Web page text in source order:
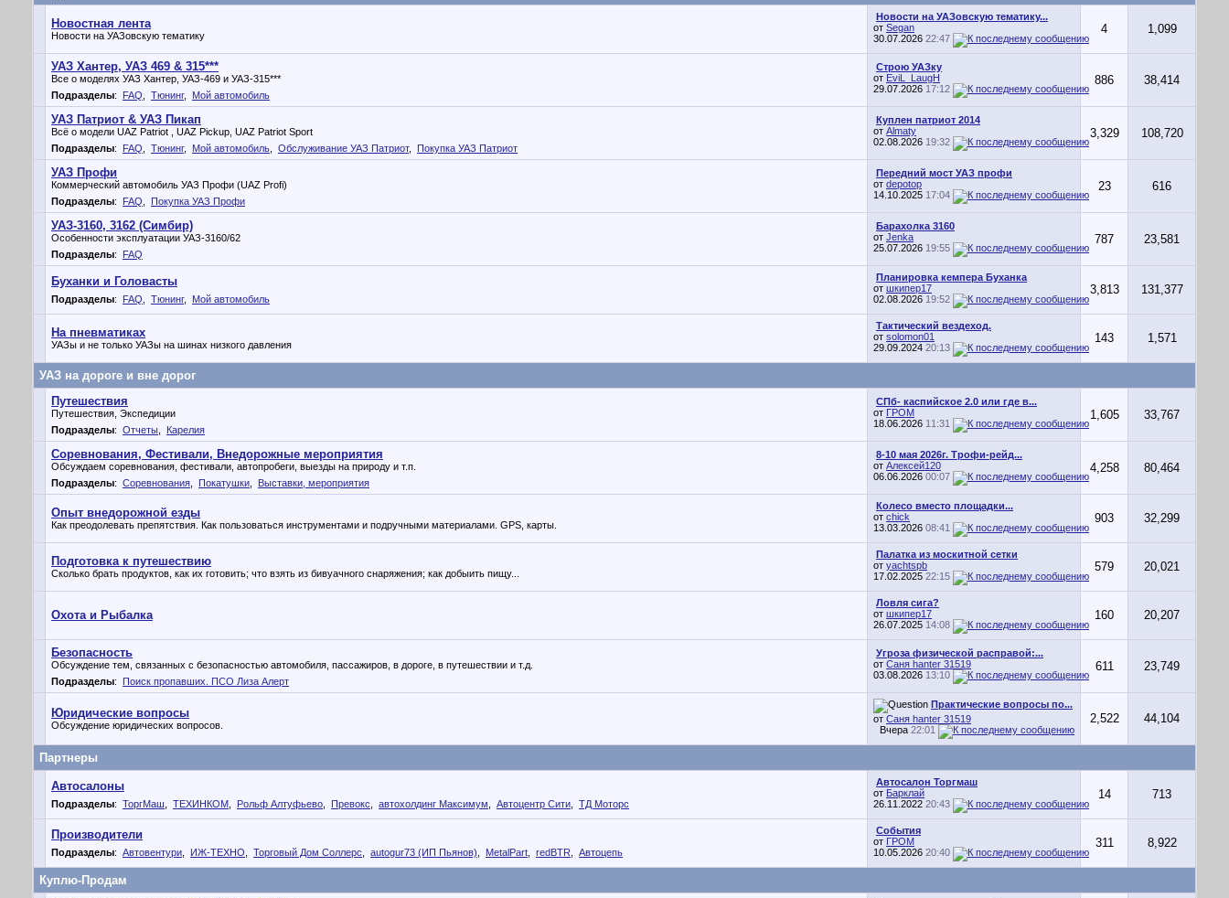
Новостная лента
Новости на УАЗовскую тематику
Новости на УАЗовскую тематику...
от Segan
30.07.2026 22:47
4 1,099
УАЗ Хантер, УАЗ 469 & 315***
Все о моделях УАЗ Хантер, УАЗ-469 и УАЗ-315***
Подразделы: FAQ Тюнинг, Мой автомобиль
Строю УАЗку
от EviL_LaugH
29.07.2026 17:12
886 38,414
УАЗ Патриот & УАЗ Пикап
Всё о модели UAZ Patriot , UAZ Pickup, UAZ Patriot Sport
Подразделы: FAQ Тюнинг, Мой автомобиль Обслуживание УАЗ Патриот, Покупка УАЗ Патриот
Куплен патриот 2014
от Almaty
02.08.2026 19:32
3,329 108,720
УАЗ Профи
Коммерческий автомобиль УАЗ Профи (UAZ Profi)
Подразделы: FAQ Покупка УАЗ Профи
Передний мост УАЗ профи
от depotop
14.10.2025 17:04
23 616
УАЗ-3160, 3162 (Симбир)
Особенности эксплуатации УАЗ-3160/62
Подразделы: FAQ
Барахолка 3160
от Jenka
25.07.2026 19:55
787 23,581
Буханки и Головасты
Подразделы: FAQ Тюнинг, Мой автомобиль
Планировка кемпера Буханка
от шкипер17
02.08.2026 19:52
3,813 131,377
На пневматиках
УАЗы и не только УАЗы на шинах низкого давления
Тактический вездеход.
от solomon01
29.09.2024 20:13
143 1,571
УАЗ на дороге и вне дорог
Путешествия
Путешествия, Экспедиции
Подразделы: Отчеты Карелия
СПб- каспийское 2.0 или где в...
от ГРОМ
18.06.2026 11:31
1,605 33,767
Соревнования, Фестивали, Внедорожные мероприятия
Обсуждаем соревнования, фестивали, автопробеги, выезды на природу и т.п.
Подразделы: Соревнования Покатушки Выставки, мероприятия
8-10 мая 2026г. Трофи-рейд...
от Алексей120
06.06.2026 00:07
4,258 80,464
Опыт внедорожной езды
Как преодолевать препятствия. Как пользоваться инструментами и подручными материалами. GPS, карты.
Колесо вместо площадки...
от chick
13.03.2026 08:41
903 32,299
Подготовка к путешествию
Сколько брать продуктов, как их готовить; что взять из бивуачного снаряжения; как добыить пищу...
Палатка из москитной сетки
от yachtspb
17.02.2025 22:15
579 20,021
Охота и Рыбалка
Ловля сига?
от шкипер17
26.07.2025 14:08
160 20,207
Безопасность
Обсуждение тем, связанных с безопасностью автомобиля, пассажиров, в дороге, в путешествии и т.д.
Подразделы: Поиск пропавших. ПСО Лиза Алерт
Угроза физической расправой:...
от Саня hanter 31519
03.08.2026 13:10
611 23,749
Юридические вопросы
Обсуждение юридических вопросов.
Практические вопросы по...
от Саня hanter 31519
Вчера 22:01
2,522 44,104
Партнеры
Автосалоны
Подразделы: ТоргМаш ТЕХИНКОМ Рольф Алтуфьево Превокс автохолдинг Максимум Автоцентр Сити ТД Моторс
Автосалон Торгмаш
от Барклай
26.11.2022 20:43
14 713
Производители
Подразделы: Автовентури ИЖ-ТЕХНО Торговый Дом Соллерс autogur73 (ИП Пьянов) MetalPart redBTR Автоцепь
События
от ГРОМ
10.05.2026 20:40
311 8,922
Куплю-Продам